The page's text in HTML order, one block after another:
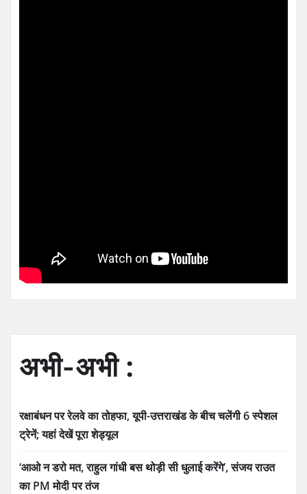
अभी-अभी :
रक्षाबंधन पर रेलवे का तोहफा, यूपी-उत्तराखंड के बीच चलेंगी 6 स्पेशल
ट्रेनें; यहां देखें पूरा शेड्यूल
‘आओ न डरो मत, राहुल गांधी बस थोड़ी सी धुलाई करेंगे’, संजय राउत
का PM मोदी पर तंज